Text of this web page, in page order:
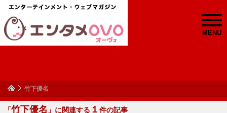
MENU
竹下優名
「竹下優名 」に関連する １ 件の記事